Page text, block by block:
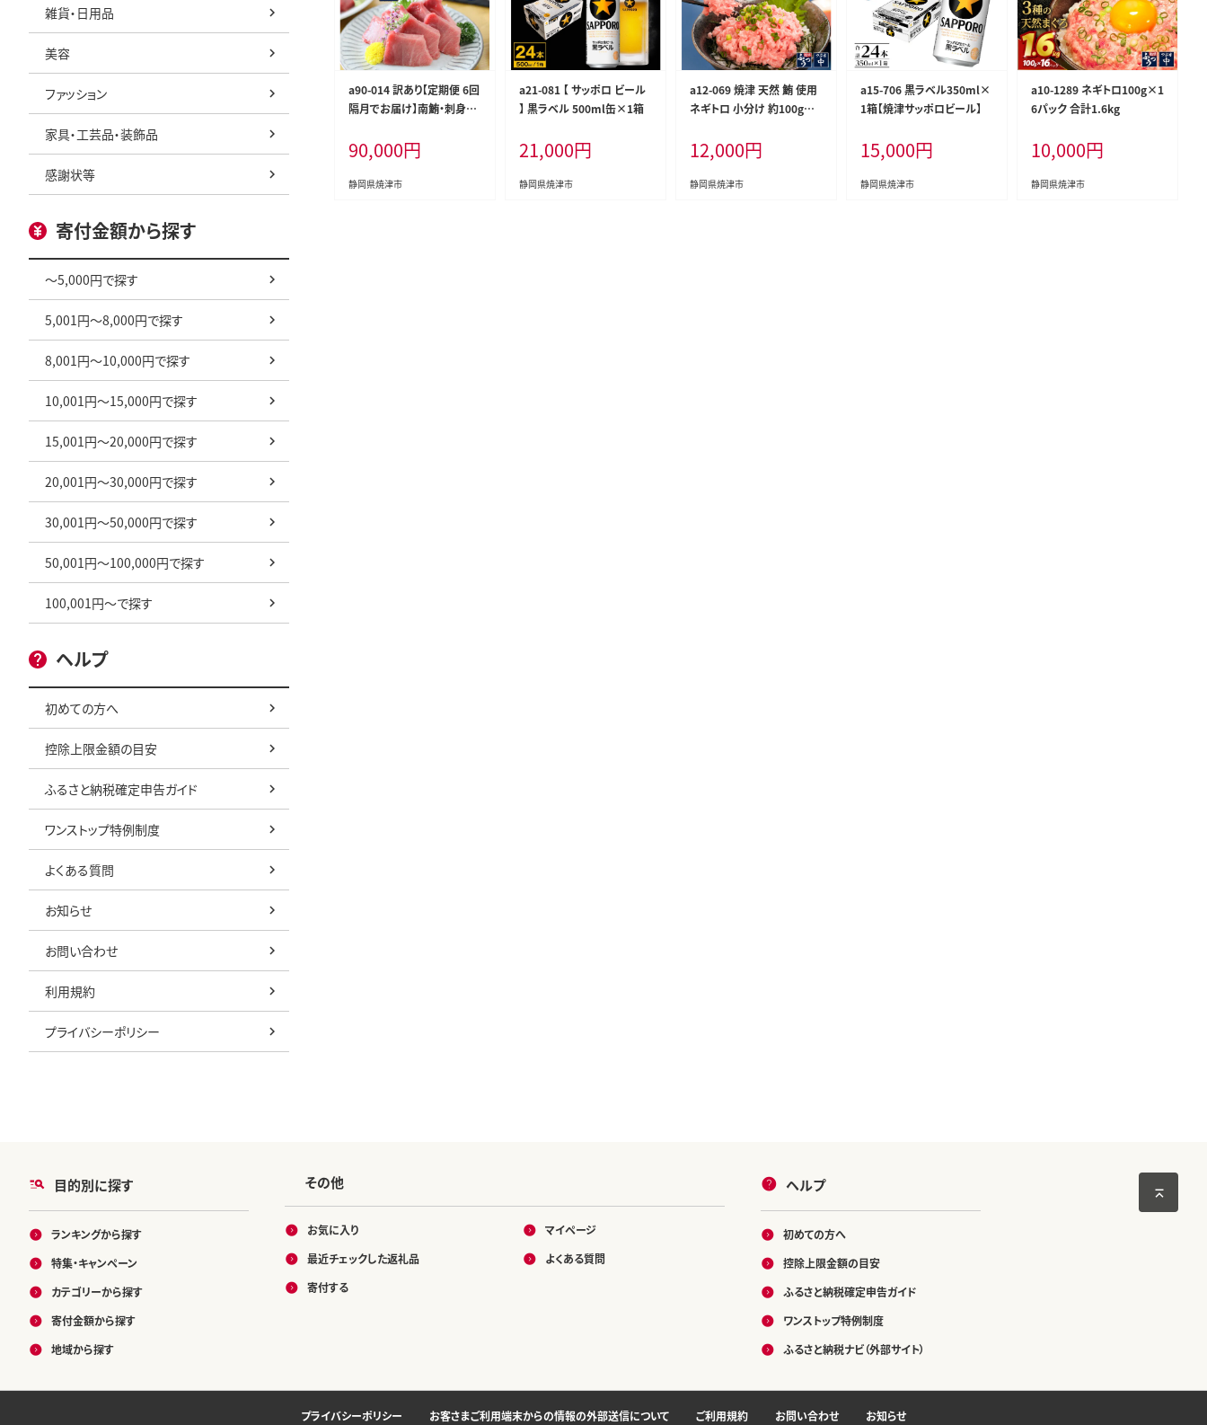
雑貨・日用品
美容
ファッション
家具・工芸品・装飾品
感謝状等
寄付金額から探す
～5,000円で探す
5,001円～8,000円で探す
8,001円～10,000円で探す
10,001円～15,000円で探す
15,001円～20,000円で探す
20,001円～30,000円で探す
30,001円～50,000円で探す
50,001円～100,000円で探す
100,001円～で探す
ヘルプ
初めての方へ
控除上限金額の目安
ふるさと納税確定申告ガイド
ワンストップ特例制度
よくある質問
お知らせ
お問い合わせ
利用規約
プライバシーポリシー
a90-014 訳あり【定期便 6回
隔月でお届け】南鮪・刺身・
90,000円
静岡県焼津市
a21-081 【 サッポロ ビール
】 黒ラベル 500ml缶×1箱
21,000円
静岡県焼津市
a12-069 焼津 天然 鮪 使用
ネギトロ 小分け 約100g×1
12,000円
静岡県焼津市
a15-706 黒ラベル350ml×
1箱【焼津サッポロビール】
15,000円
静岡県焼津市
a10-1289 ネギトロ100g×1
6パック 合計1.6kg
10,000円
静岡県焼津市
目的別に探す
ランキングから探す
特集・キャンペーン
カテゴリーから探す
寄付金額から探す
地域から探す
その他
お気に入り
最近チェックした返礼品
寄付する
マイページ
よくある質問
ヘルプ
初めての方へ
控除上限金額の目安
ふるさと納税確定申告ガイド
ワンストップ特例制度
ふるさと納税ナビ（外部サイト）
プライバシーポリシー お客さまご利用端末からの情報の外部送信について ご利用規約 お問い合わせ お知らせ